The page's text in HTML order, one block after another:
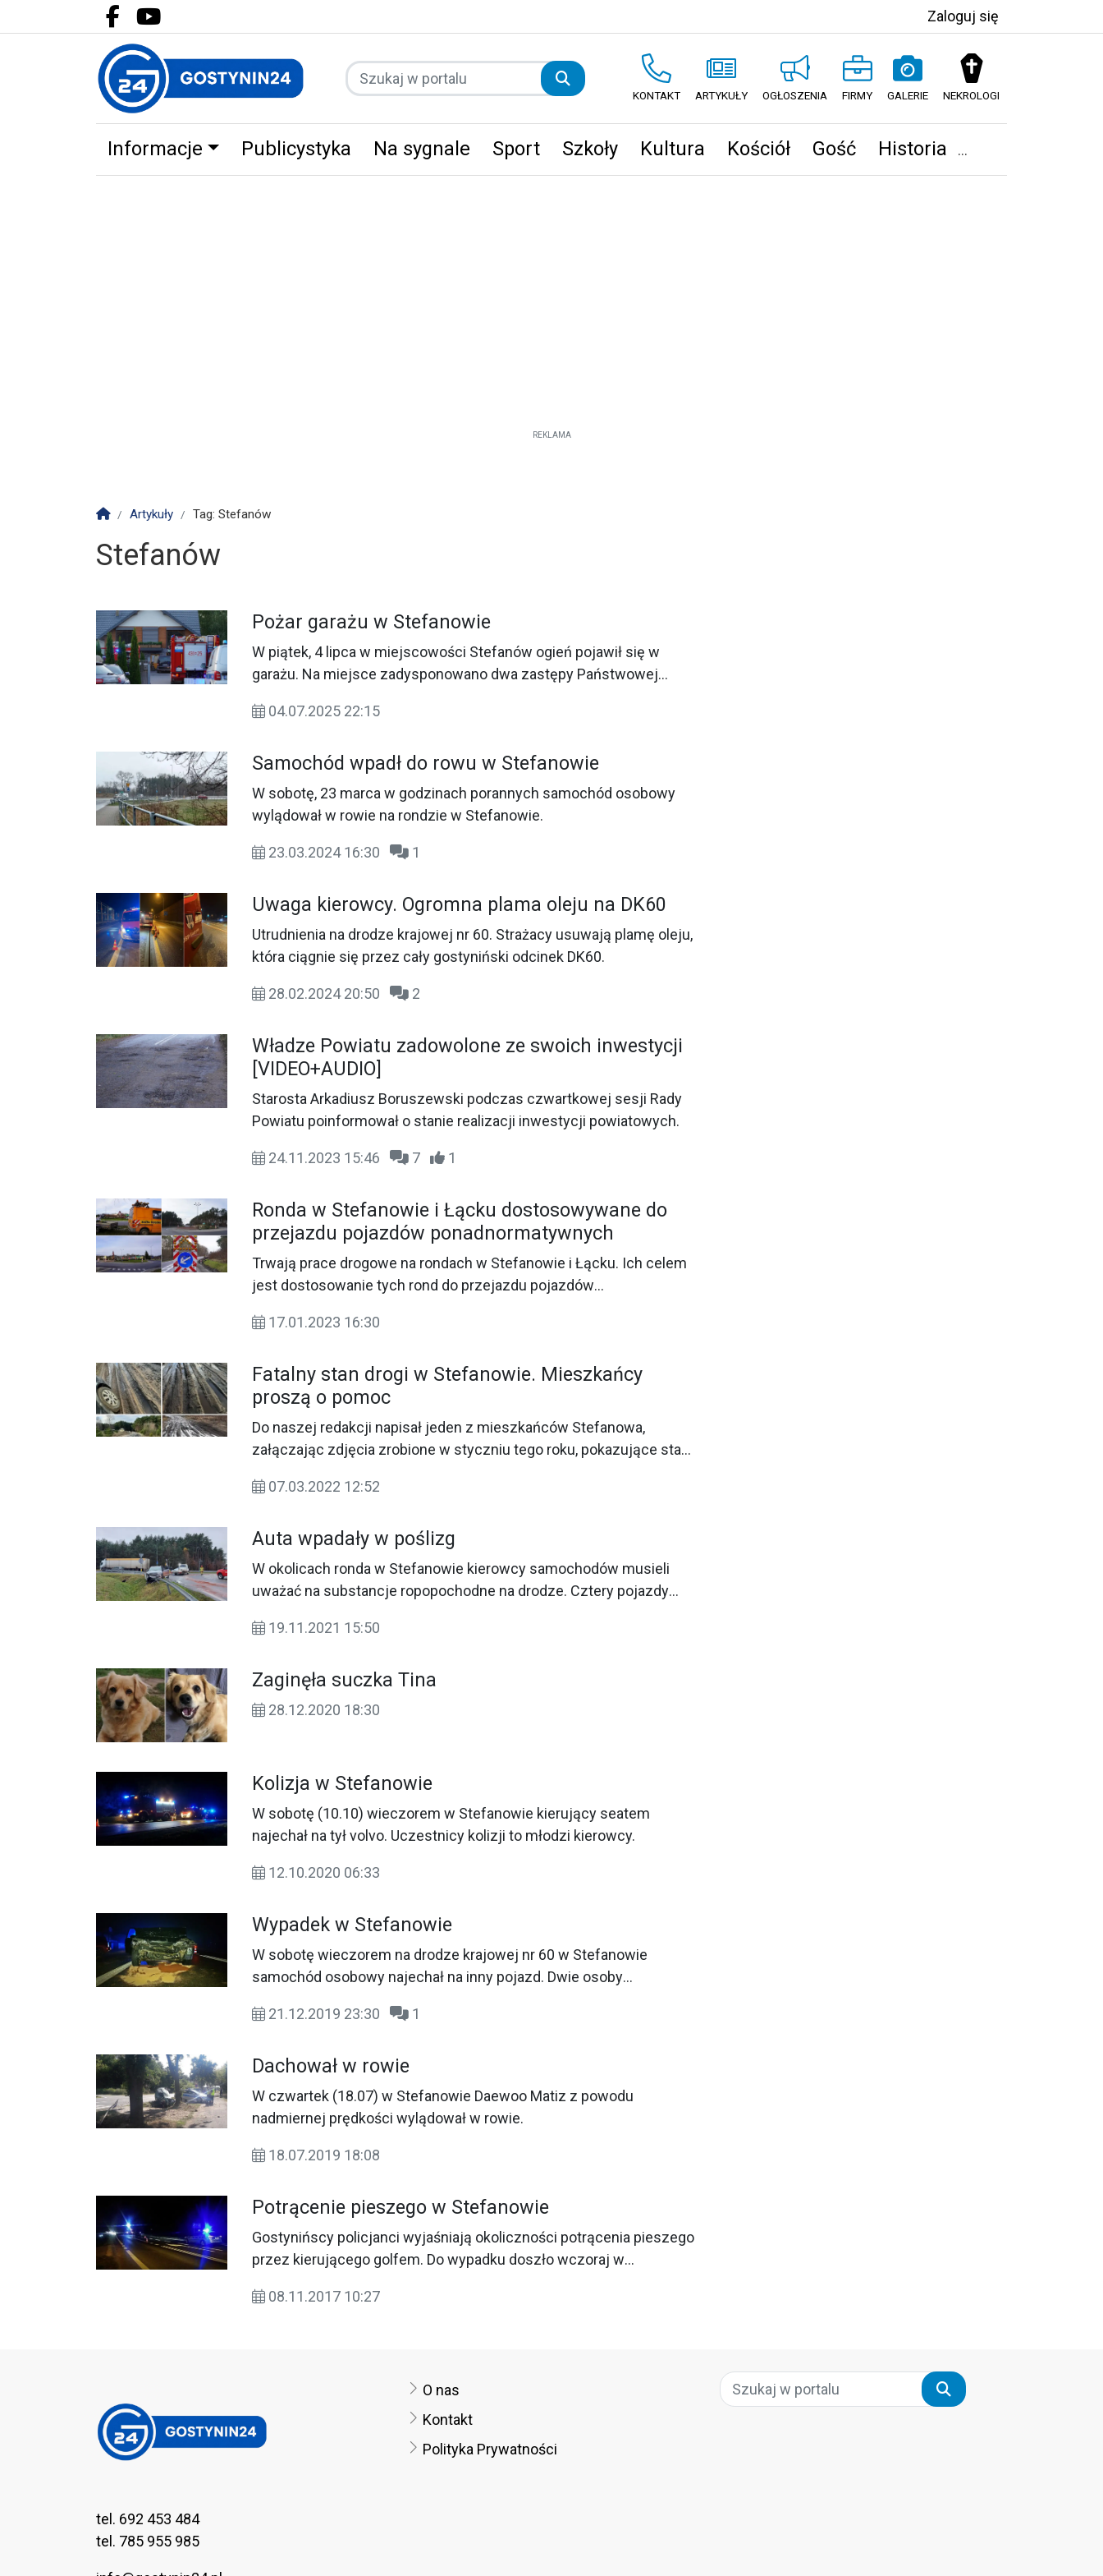
Facebook.com
Youtube.com Zaloguj się
KONTAKT ARTYKUŁY OGŁOSZENIA FIRMY GALERIE NEKROLOGI
Informacje Publicystyka Na sygnale Sport Szkoły Kultura Kościół Gość Historia
REKLAMA
Strona główna
Artykuły Tag: Stefanów
Stefanów
Pożar garażu w Stefanowie
W piątek, 4 lipca w miejscowości Stefanów ogień pojawił się w
garażu. Na miejsce zadysponowano dwa zastępy Państwowej
04.07.2025 22:15
Samochód wpadł do rowu w Stefanowie
W sobotę, 23 marca w godzinach porannych samochód osobowy
wylądował w rowie na rondzie w Stefanowie.
23.03.2024 16:30 1
Uwaga kierowcy. Ogromna plama oleju na DK60
Utrudnienia na drodze krajowej nr 60. Strażacy usuwają plamę oleju,
która ciągnie się przez cały gostyniński odcinek DK60.
28.02.2024 20:50 2
Władze Powiatu zadowolone ze swoich inwestycji
[VIDEO+AUDIO]
Starosta Arkadiusz Boruszewski podczas czwartkowej sesji Rady
Powiatu poinformował o stanie realizacji inwestycji powiatowych.
24.11.2023 15:46 7 1
Ronda w Stefanowie i Łącku dostosowywane do
przejazdu pojazdów ponadnormatywnych
Trwają prace drogowe na rondach w Stefanowie i Łącku. Ich celem
jest dostosowanie tych rond do przejazdu pojazdów
17.01.2023 16:30
Fatalny stan drogi w Stefanowie. Mieszkańcy
proszą o pomoc
Do naszej redakcji napisał jeden z mieszkańców Stefanowa,
załączając zdjęcia zrobione w styczniu tego roku, pokazujące stan
07.03.2022 12:52
Auta wpadały w poślizg
W okolicach ronda w Stefanowie kierowcy samochodów musieli
uważać na substancje ropopochodne na drodze. Cztery pojazdy
19.11.2021 15:50
Zaginęła suczka Tina
28.12.2020 18:30
Kolizja w Stefanowie
W sobotę (10.10) wieczorem w Stefanowie kierujący seatem
najechał na tył volvo. Uczestnicy kolizji to młodzi kierowcy.
12.10.2020 06:33
Wypadek w Stefanowie
W sobotę wieczorem na drodze krajowej nr 60 w Stefanowie
samochód osobowy najechał na inny pojazd. Dwie osoby
21.12.2019 23:30
1
Dachował w rowie
W czwartek (18.07) w Stefanowie Daewoo Matiz z powodu
nadmiernej prędkości wylądował w rowie.
18.07.2019 18:08
Potrącenie pieszego w Stefanowie
Gostynińscy policjanci wyjaśniają okoliczności potrącenia pieszego
przez kierującego golfem. Do wypadku doszło wczoraj w
08.11.2017 10:27
tel. 692 453 484
tel. 785 955 985
O nas
Kontakt
Polityka Prywatności
Szukaj